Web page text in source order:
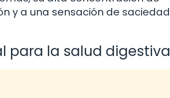
y a una sensación de saciedad
para la salud digestiva